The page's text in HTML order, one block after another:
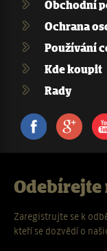
Obchodní
Ochrana
Používání
Kde koupit
Rady
Facebook
Zaregistrujte se k
kteří se dozvědí o